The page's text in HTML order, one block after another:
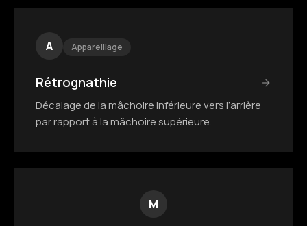
A Appareillage
Rétrognathie
Décalage de la mâchoire inférieure vers l’arrière
par rapport à la mâchoire supérieure.
M